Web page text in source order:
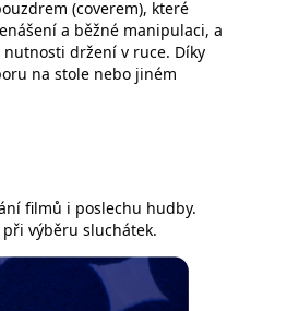
(coverem), které
a běžné manipulaci, a
držení v ruce. Díky
na stole nebo jiném
filmů i poslechu hudby.
výběru sluchátek.